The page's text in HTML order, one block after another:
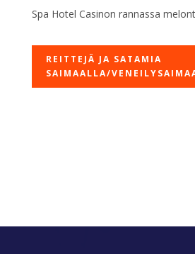
Spa Hotel Casinon rannassa
REITTEJÄ JA SATAMIA
SAIMAALLA/